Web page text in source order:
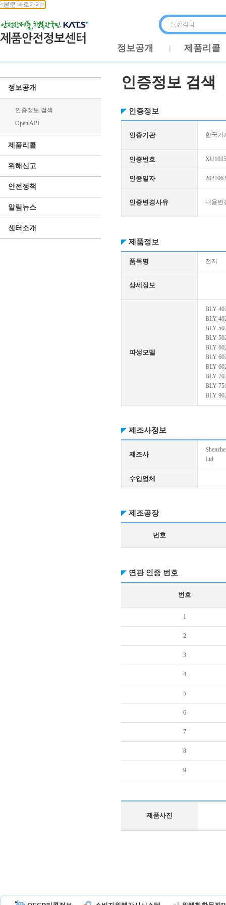
<본문 바로가기>
정보공개 제품리콜
정보공개
인증정보 검색
Open API
제품리콜
위해신고
안전정책
알림뉴스
센터소개
인증정보 검색
인증정보
인증기관 한국기
인증번호
인증일자
인증변경사유 내용변
제품정보
품목명 전지
상세정보
파생모델
BLY
BLY
BLY
BLY
BLY
BLY
BLY
BLY
BLY
BLY
제조사정보
제조사
Ltd
수입업체
제조공장
번호
연관 인증 번호
번호
1
2
3
4
5
6
7
8
9
제품사진